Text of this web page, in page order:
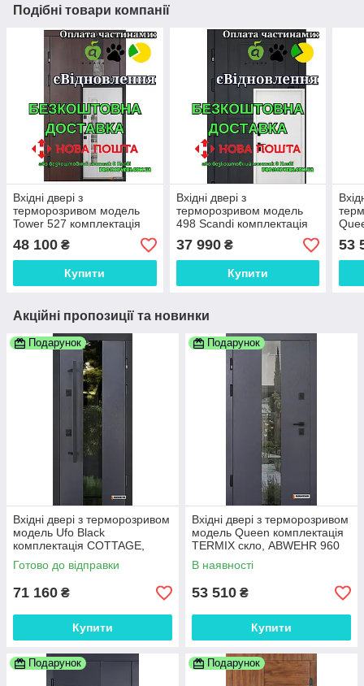
Подібні товари компанії
Вхідні двері з
терморозривом модель
Tower 527 комплектація
ABWEHR 960
48 100 ₴
Купити
Вхідні двері з
терморозривом модель
498 Scandi комплектація
37 990₴
Купити
960
53
Акційні пропозиції та новинки
Подарунок
Вхідні двері з терморозривом
модель Ufo Black
комплектація COTTAGE,
ABWEHR
Готово до відправки
71 160 ₴
Купити
Подарунок
Вхідні двері з терморозривом
модель Queen комплектація
TERMIX скло, ABWEHR 960
В наявності
53 510 ₴
Купити
Подарунок Подарунок